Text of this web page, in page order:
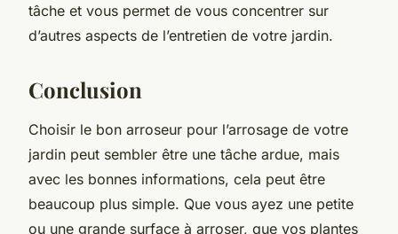
tâche et vous permet de vous concentrer sur
d’autres aspects de l’entretien de votre jardin.
Conclusion
Choisir le bon arroseur pour l’arrosage de votre
jardin peut sembler être une tâche ardue, mais
avec les bonnes informations, cela peut être
beaucoup plus simple. Que vous ayez une petite
ou une grande surface à arroser, que vos plantes